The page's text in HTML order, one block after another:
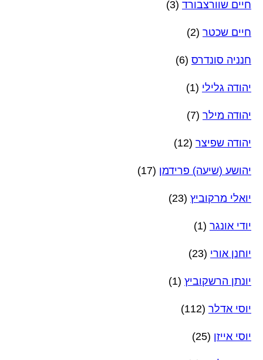
חיים שוורצבורד (3)
חיים שכטר (2)
חנניה סונדרס (6)
יהודה גלילי (1)
יהודה מילר (7)
יהודה שפיצר (12)
יהושע (שיעה) פרידמן (17)
יואלי מרקוביץ (23)
יודי אונגר (1)
יוחנן אורי (23)
יונתן הרשקוביץ (1)
יוסי אדלר (112)
יוסי אייזן (25)